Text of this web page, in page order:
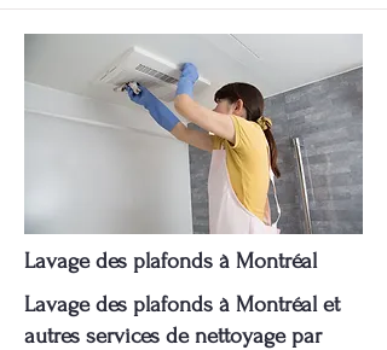
Lavage des plafonds à Montréal
Lavage des plafonds à Montréal et
autres services de nettoyage par